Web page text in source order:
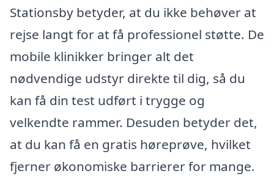
Stationsby betyder, at du ikke behøver at
rejse langt for at få professionel støtte. De
mobile klinikker bringer alt det
nødvendige udstyr direkte til dig, så du
kan få din test udført i trygge og
velkendte rammer. Desuden betyder det,
at du kan få en gratis høreprøve, hvilket
fjerner økonomiske barrierer for mange.